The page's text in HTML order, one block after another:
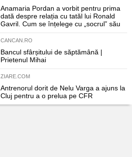
Anamaria Pordan a vorbit pentru prima
dată despre relația cu tatăl lui Ronald
Gavril. Cum se înțelege cu „socrul” său
CANCAN.RO
Bancul sfârșitului de săptămână |
Prietenul Mihai
ZIARE.COM
Antrenorul dorit de Nelu Varga a ajuns la
Cluj pentru a o prelua pe CFR